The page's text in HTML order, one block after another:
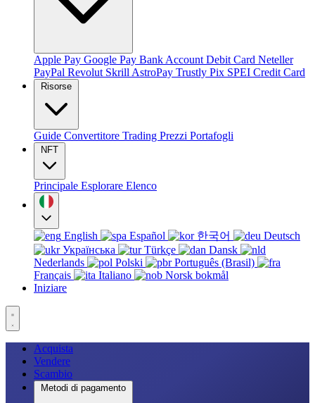
Apple Pay Google Pay Bank Account Debit Card Neteller
PayPal Revolut Skrill AstroPay Trustly Pix SPEI Credit Card
Risorse
Guide Convertitore Trading Prezzi Portafogli
NFT
Principale Esplorare Elenco
English Español 한국어
Deutsch
Українська
Türkçe
Dansk
Nederlands
Polski
Português (Brasil)
Français
Italiano
Norsk bokmål
Iniziare
Acquista
Vendere
Scambio
Metodi di pagamento